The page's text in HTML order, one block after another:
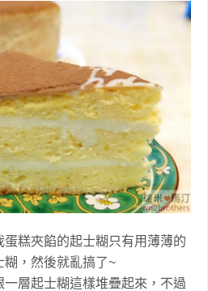
蛋糕夾餡的起士糊只有用薄薄的
糊，然後就亂搞了~
層起士糊這樣堆疊起來，不過